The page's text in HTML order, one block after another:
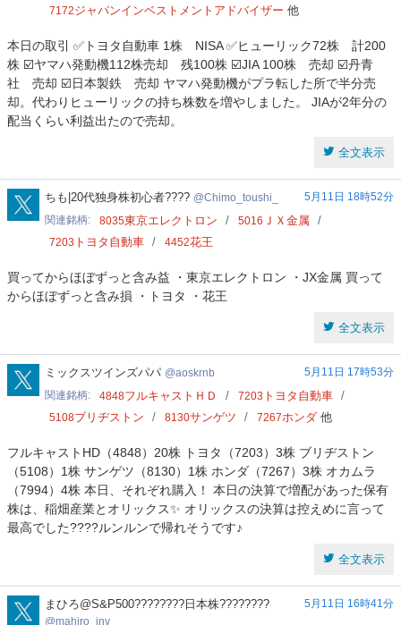
7172ジャパンインベストメントアドバイザー 他
本日の取引 ✅トヨタ自動車 1株 NISA ✅ヒューリック72株 計200
株 ☑️ヤマハ発動機112株売却 残100株 ☑️JIA 100株 売却 ☑️丹青
社 売却 ☑️日本製鉄 売却 ヤマハ発動機がプラ転した所で半分売
却。代わりヒューリックの持ち株数を増やしました。 JIAが2年分の
配当くらい利益出たので売却。
全文表示
Chimo_toushi_
ちも|20代独身株初心者???? Chimo_toushi_
5月11日 18時52分
関連銘柄
8035東京エレクトロン 5016 ＪＸ金属
7203 トヨタ自動車 4452花王
買ってからほぼずっと含み益 ・東京エレクトロン ・JX金属 買って
からほぼずっと含み損 ・トヨタ ・花王
全文表示
aoskrnb
ミックスツインズパパ aoskrnb
5月11日 17時53分
関連銘柄
4848フルキャストＨＤ 7203 トヨタ自動車
5108ブリヂストン 8130サンゲツ 7267ホンダ 他
フルキャストHD（4848）20株 トヨタ（7203）3株 ブリヂストン
（5108）1株 サンゲツ（8130）1株 ホンダ（7267）3株 オカムラ
（7994）4株 本日、それぞれ購入！ 本日の決算で増配があった保有
株は、稲畑産業とオリックス✨️ オリックスの決算は控えめに言って
最高でした????ルンルンで帰れそうです♪
全文表示
mahiro_inv
まひろ@S&P500????????日本株????????
mahiro_inv
5月11日 16時41分